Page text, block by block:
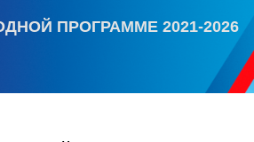
ПРОГРАММЕ 2021-2026